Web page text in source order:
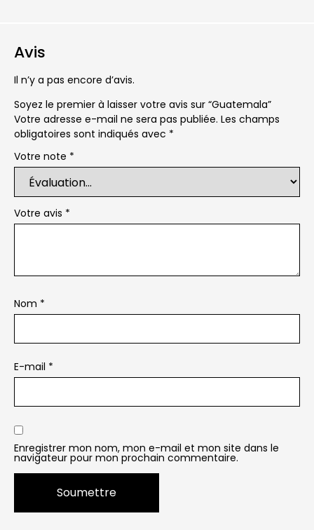
Avis
Il n’y a pas encore d’avis.
Soyez le premier à laisser votre avis sur “Guatemala”
Votre adresse e-mail ne sera pas publiée. Les champs
obligatoires sont indiqués avec *
Votre note *
Votre avis *
Nom *
E-mail *
Enregistrer mon nom, mon e-mail et mon site dans le
navigateur pour mon prochain commentaire.